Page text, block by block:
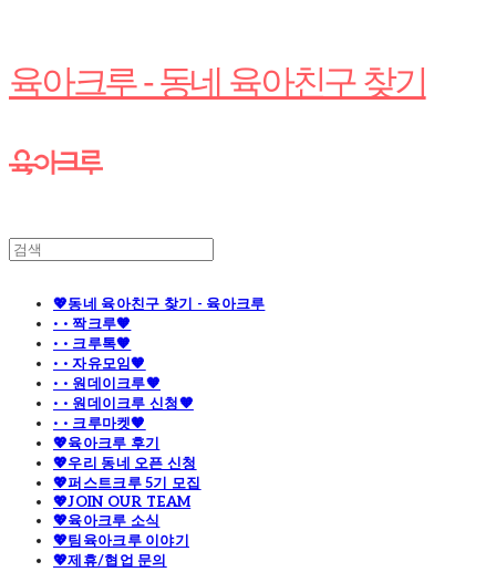
육아크루 - 동네 육아친구 찾기
💖동네 육아친구 찾기 - 육아크루
· · 짝크루🧡
· · 크루톡🧡
· · 자유모임🧡
· · 원데이크루🧡
· · 원데이크루 신청🧡
· · 크루마켓🧡
💖육아크루 후기
💖우리 동네 오픈 신청
💖퍼스트크루 5기 모집
💖JOIN OUR TEAM
💖육아크루 소식
💖팀육아크루 이야기
💖제휴/협업 문의